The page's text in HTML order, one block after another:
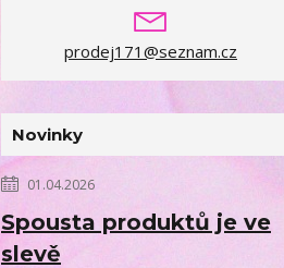
prodej171@seznam.cz
Novinky
01.04.2026
Spousta produktů je ve
slevě